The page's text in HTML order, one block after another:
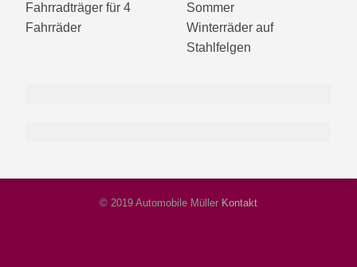
Fahrradträger für 4
Fahrräder
Sommer
Winterräder auf
Stahlfelgen
22
Ansichten
© 2019 Automobile Müller Kontakt